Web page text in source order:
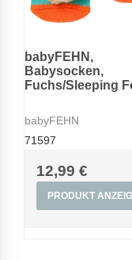
babyFEHN,
Babysocken,
Fuchs/Sleeping
babyFEHN
71597
12,99 €
PRODUKT